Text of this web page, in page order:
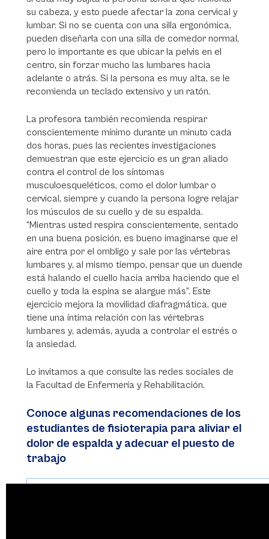
su cabeza, y esto puede afectar la zona cervical y
lumbar. Si no se cuenta con una silla ergonómica,
pueden diseñarla con una silla de comedor normal,
pero lo importante es que ubicar la pelvis en el
centro, sin forzar mucho las lumbares hacia
adelante o atrás. Si la persona es muy alta, se le
recomienda un teclado extensivo y un ratón.
La profesora también recomienda respirar
conscientemente mínimo durante un minuto cada
dos horas, pues las recientes investigaciones
demuestran que este ejercicio es un gran aliado
contra el control de los síntomas
musculoesqueléticos, como el dolor lumbar o
cervical, siempre y cuando la persona logre relajar
los músculos de su cuello y de su espalda.
“Mientras usted respira conscientemente, sentado
en una buena posición, es bueno imaginarse que el
aire entra por el ombligo y sale por las vértebras
lumbares y, al mismo tiempo, pensar que un duende
está halando el cuello hacia arriba haciendo que el
cuello y toda la espina se alargue más”. Este
ejercicio mejora la movilidad diafragmática, que
tiene una íntima relación con las vértebras
lumbares y, además, ayuda a controlar el estrés o
la ansiedad.
Lo invitamos a que consulte las redes sociales de
la Facultad de Enfermería y Rehabilitación.
Conoce algunas recomendaciones de los
estudiantes de fisioterapia para aliviar el
dolor de espalda y adecuar el puesto de
trabajo
Video